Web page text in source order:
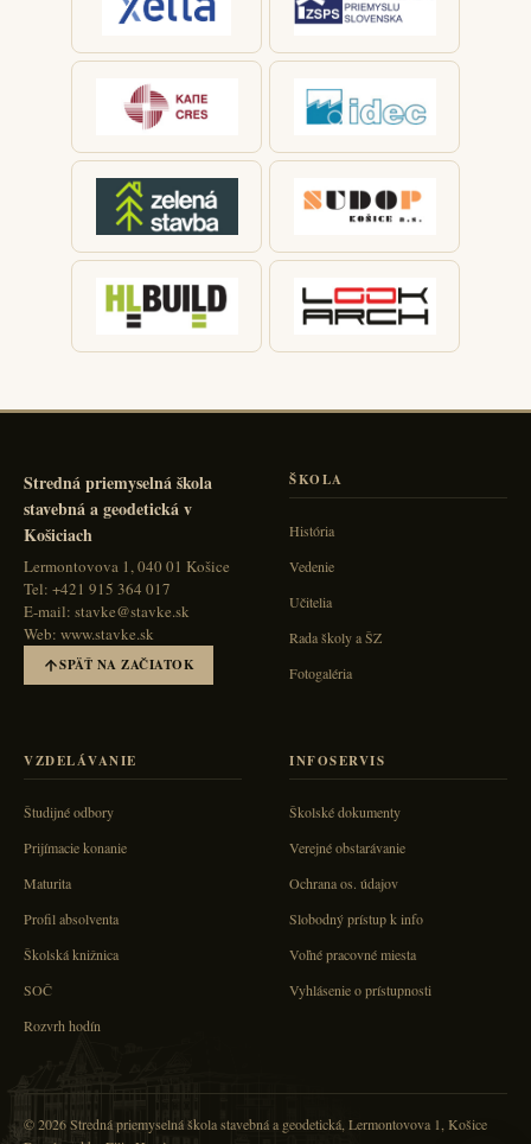
Stredná priemyselná škola
stavebná a geodetická v
Košiciach
Lermontovova 1, 040 01 Košice
Tel: +421 915 364 017
E-mail: stavke@stavke.sk
Web: www.stavke.sk
SPÄŤ NA ZAČIATOK
ŠKOLA
História
Vedenie
Učitelia
Rada školy a ŠZ
Fotogaléria
VZDELÁVANIE
Študijné odbory
Prijímacie konanie
Maturita
Profil absolventa
Školská knižnica
SOČ
Rozvrh hodín
INFOSERVIS
Školské dokumenty
Verejné obstarávanie
Ochrana os. údajov
Slobodný prístup k info
Voľné pracovné miesta
Vyhlásenie o prístupnosti
© 2026 Stredná priemyselná škola stavebná a geodetická, Lermontovova 1, Košice